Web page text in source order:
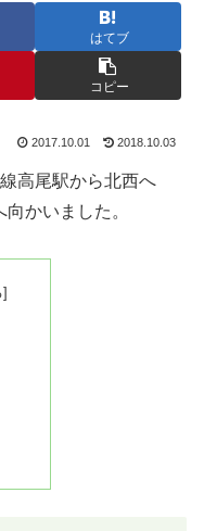
はてブ
コピー
2017.10.01 2018.10.03
高尾駅から北西へ
かいました。